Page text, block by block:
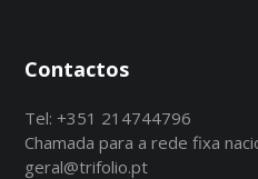
Contactos
Tel:+351 214744796
Chamada para a rede fixa
geral@trifolio.pt